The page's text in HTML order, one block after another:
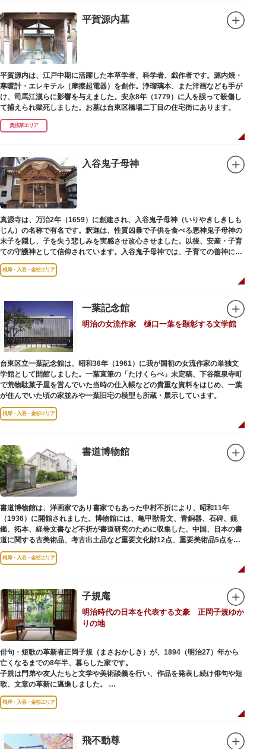
平賀源内墓
平賀源内は、江戸中期に活躍した本草学者、科学者、戯作者です。源内焼・
寒暖計・エレキテル（摩擦起電器）を創作。浄瑠璃本、また洋画なども手が
け、司馬江漢らに影響を与えました。安永8年（1779）に人を誤って殺傷し
て捕えられ獄死しました。お墓は台東区橋場二丁目の住宅街にあります。
奥浅草エリア
入谷鬼子母神
真源寺は、万治2年（1659）に創建され、入谷鬼子母神（いりやきしきしも
じん）の名称で有名です。釈迦は、性質凶暴で子供を食べる悪神鬼子母神の
末子を隠し、子を失う悲しみを実感させ改心させました。以後、安産・子育
ての守護神として信仰されています。入谷鬼子母神では、子育ての善神にな
った由来からツノのない「おに」の文字を使っています。
根岸・入谷・金杉エリア
一葉記念館
明治の女流作家 樋口一葉を顕彰する文学館
台東区立一葉記念館は、昭和36年（1961）に我が国初の女流作家の単独文
学館として開館しました。一葉直筆の「たけくらべ」未定稿、下谷龍泉寺町
で荒物駄菓子屋を営んでいた当時の仕入帳などの貴重な資料をはじめ、一葉
が住んでいた頃の家並みや一葉旧宅の模型も所蔵・展示しています。
根岸・入谷・金杉エリア
書道博物館
書道博物館は、洋画家であり書家でもあった中村不折により、昭和11年
（1936）に開館されました。博物館には、亀甲獣骨文、青銅器、石碑、鏡
鑑、拓本、経巻文書など不折が書道研究のために収集した、中国、日本の書
道に関する古美術品、考古出土品など重要文化財12点、重要美術品5点を含
む約16000点が収蔵されています。
根岸・入谷・金杉エリア
子規庵
明治時代の日本を代表する文豪 正岡子規ゆか
りの地
俳句・短歌の革新者正岡子規（まさおかしき）が、1894（明治27）年から
亡くなるまでの8年半、暮らした家です。
子規は門弟や友人たちと文学や美術談義を行い、作品を発表し続け俳句や短
歌、文章の革新に邁進しました。
故郷松山より母と妹を呼び寄せ、結核に苦しみながらも34歳で亡くなるまで
精力的に文学作品を創作し続けた場所でもあります。
ま再建され、現在の庵は東京都指定史跡として明治の雰囲気が体感できる魅
根岸・入谷・金杉エリア
飛不動尊